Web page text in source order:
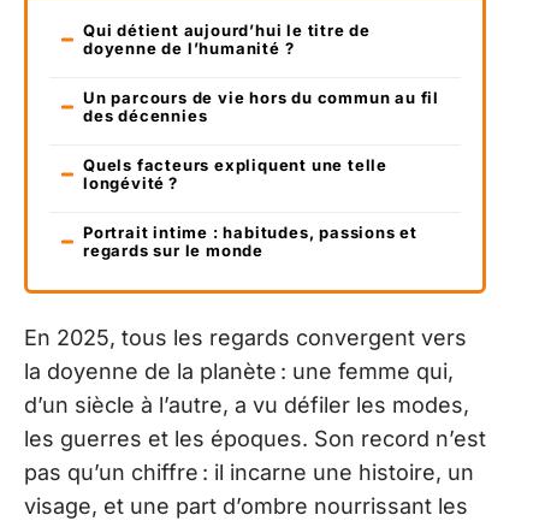
Qui détient aujourd’hui le titre de
doyenne de l’humanité ?
Un parcours de vie hors du commun au fil
des décennies
Quels facteurs expliquent une telle
longévité ?
Portrait intime : habitudes, passions et
regards sur le monde
En 2025, tous les regards convergent vers
la doyenne de la planète : une femme qui,
d’un siècle à l’autre, a vu défiler les modes,
les guerres et les époques. Son record n’est
pas qu’un chiffre : il incarne une histoire, un
visage, et une part d’ombre nourrissant les